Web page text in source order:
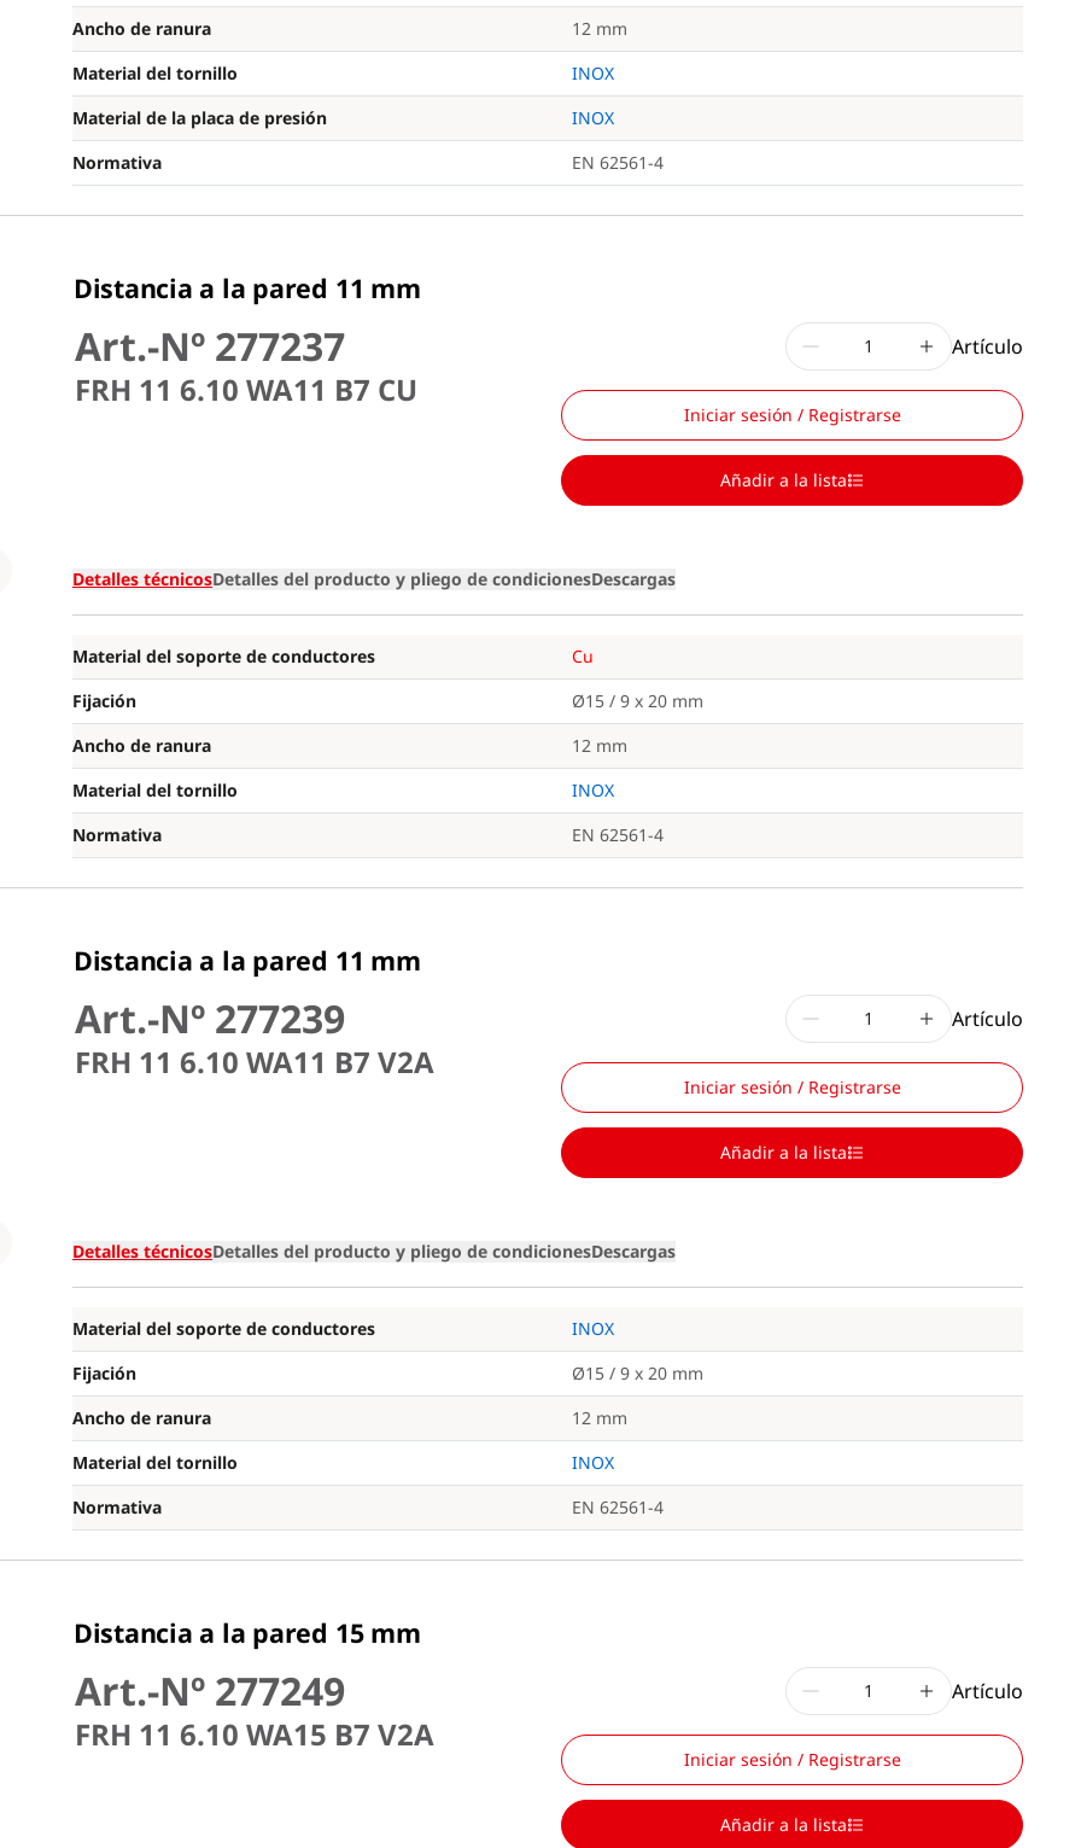
Ancho de ranura
12 mm
Material del tornillo
INOX
Material de la placa de presión
INOX
Normativa
EN 62561-4
Distancia a la pared 11 mm
Art.-Nº 277237
FRH 11 6.10 WA11 B7 CU
Loading
Artículo
Iniciar sesión / Registrarse
Añadir a la lista
Detalles técnicosDetalles del producto y pliego de condicionesDescargas
Material del soporte de conductores
Cu
Fijación
Ø15 / 9 x 20 mm
Ancho de ranura
12 mm
Material del tornillo
INOX
Normativa
EN 62561-4
Distancia a la pared 11 mm
Art.-Nº 277239
FRH 11 6.10 WA11 B7 V2A
Loading
Artículo
Iniciar sesión / Registrarse
Añadir a la lista
Detalles técnicosDetalles del producto y pliego de condicionesDescargas
Material del soporte de conductores
INOX
Fijación
Ø15 / 9 x 20 mm
Ancho de ranura
12 mm
Material del tornillo
INOX
Normativa
EN 62561-4
Distancia a la pared 15 mm
Art.-Nº 277249
FRH 11 6.10 WA15 B7 V2A
Artículo
Iniciar sesión / Registrarse
Añadir a la lista